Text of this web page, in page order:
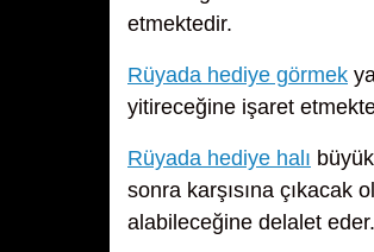
etmektedir.
Rüyada hediye görmek
yitireceğine işaret
Rüyada hediye halı
sonra karşısına çıkacak
alabileceğine delalet eder.